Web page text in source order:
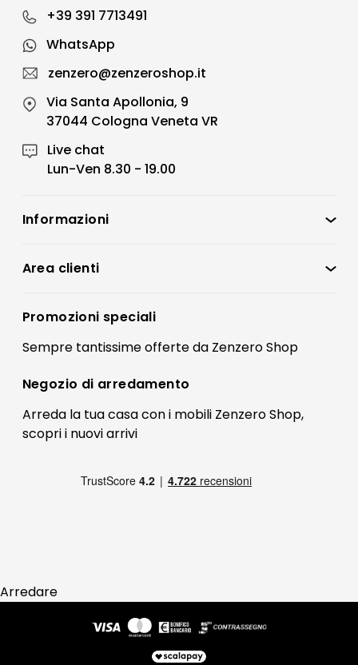
+39 391 7713491
WhatsApp
zenzero@zenzeroshop.it
Via Santa Apollonia, 9
37044 Cologna Veneta VR
Live chat
Lun-Ven 8.30 - 19.00
Informazioni
Condizioni di vendita
Preferenze Cookies
Termini e condizioni
Contatti
FAQ
Pagamenti
Area clienti
Registrati
Il mio account
Promozioni speciali
Sempre tantissimeofferteda Zenzero Shop
Negozio di arredamento
Arreda la tua casa con i mobili Zenzero Shop,
scopri i nuovi arrivi
Arredare